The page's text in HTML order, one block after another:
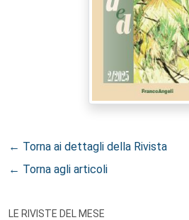
← Torna ai dettagli della Rivista
← Torna agli articoli
LE RIVISTE DEL MESE